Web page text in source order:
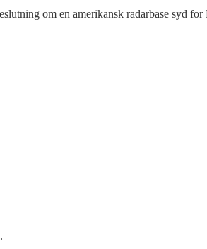
om en amerikansk radarbase syd